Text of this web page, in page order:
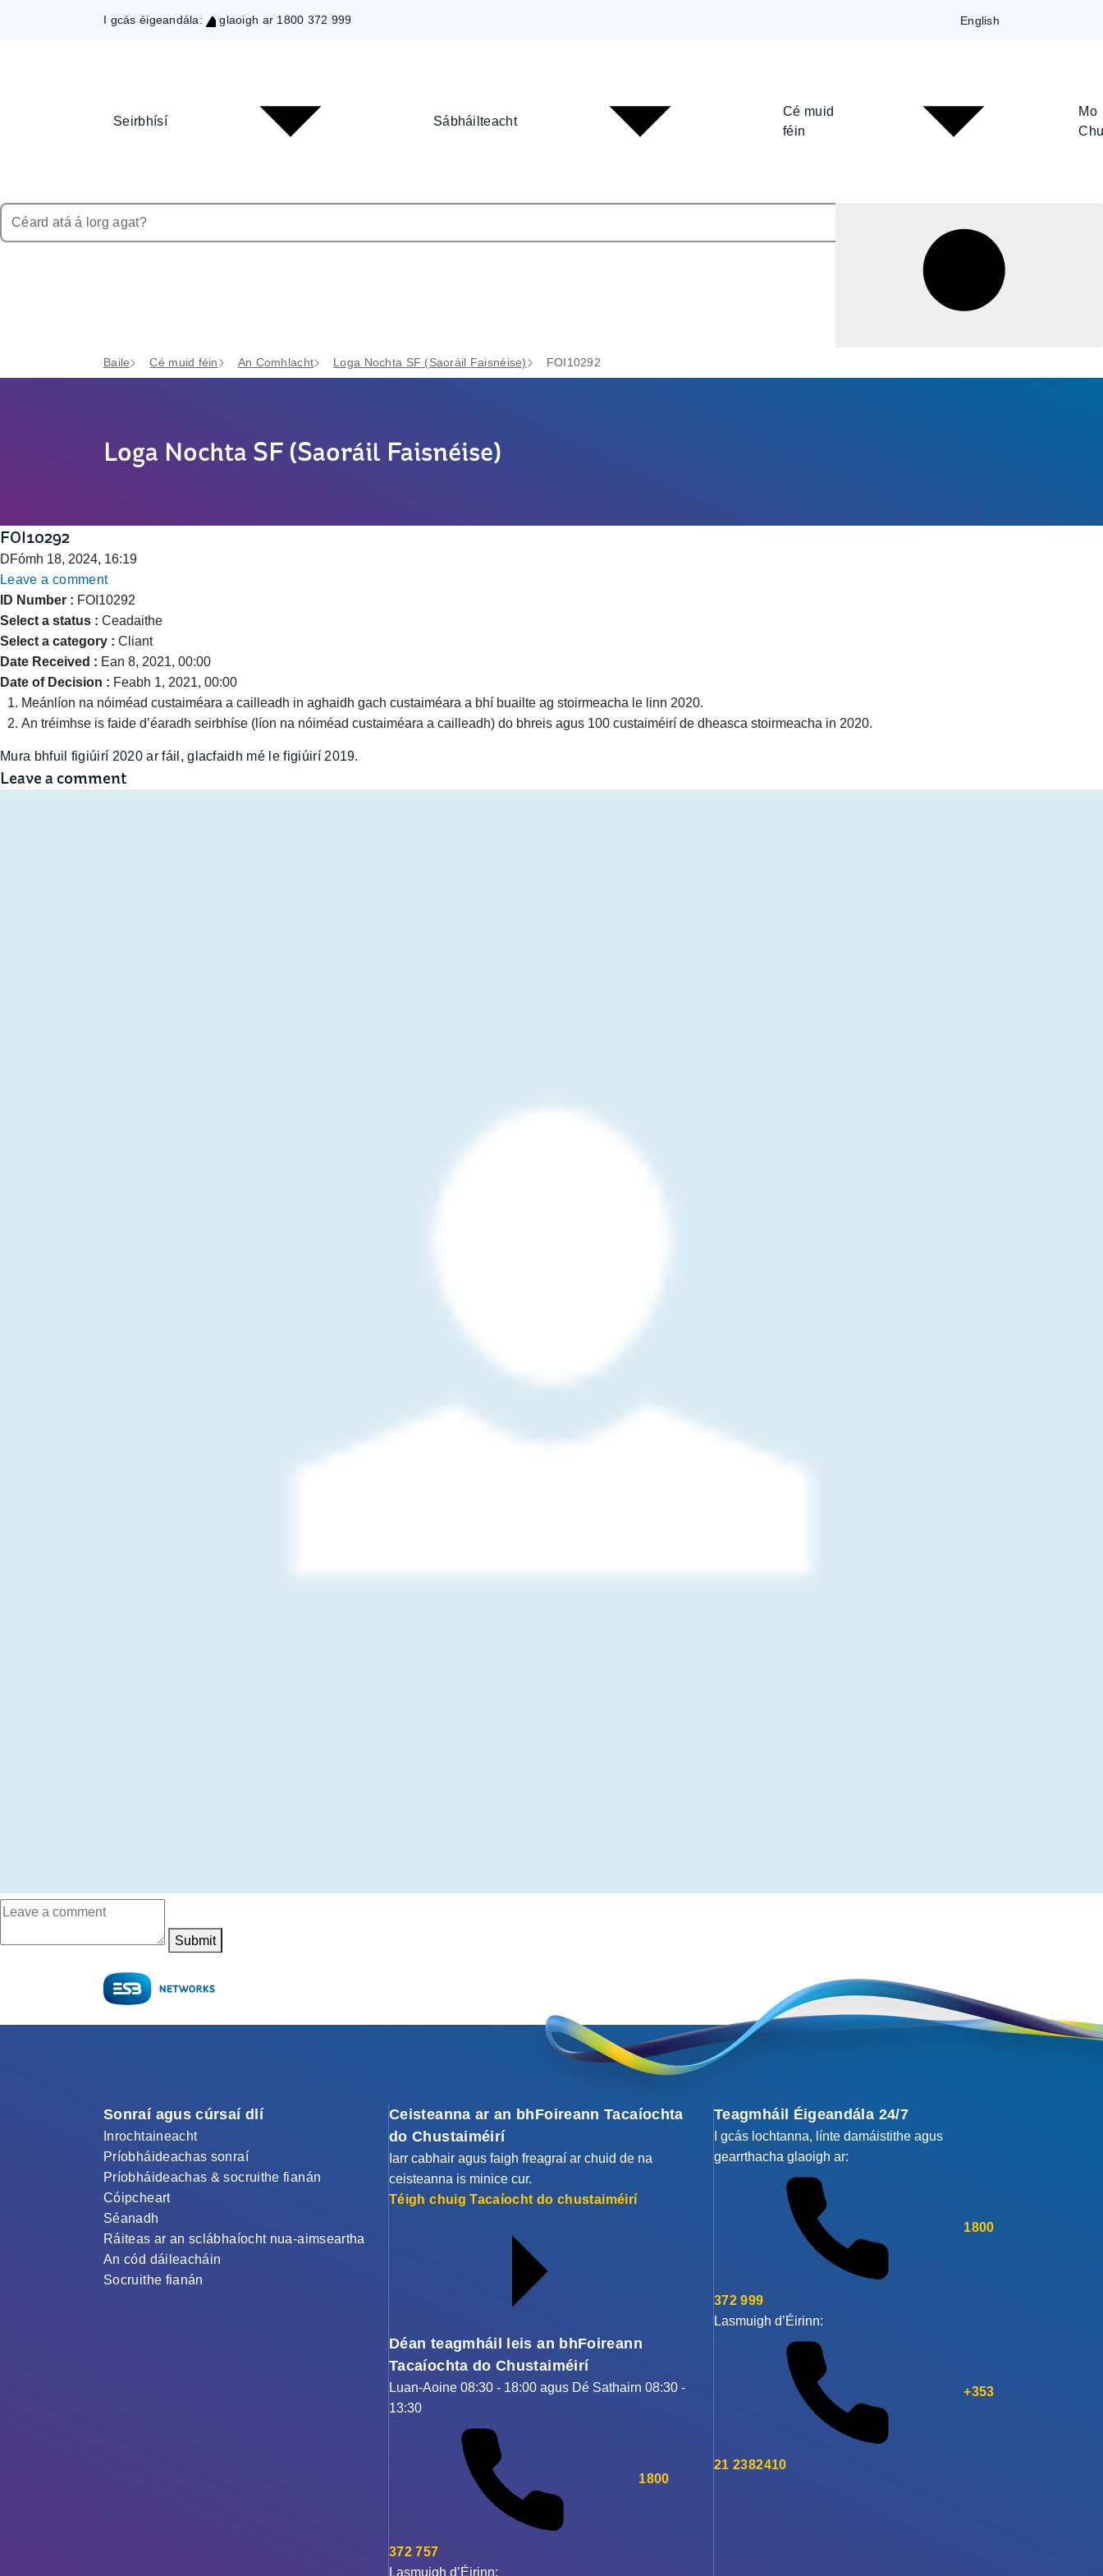
I gcás éigeandála: glaoigh ar 1800 372 999 English
Seirbhísí Sábháilteacht
Cé muid
féin
Mo
Baile Cé muid féin An Comhlacht Loga Nochta SF (Saoráil Faisnéise) FOI10292
Loga Nochta SF (Saoráil Faisnéise)
FOI10292
DFómh 18, 2024, 16:19
Leave a comment
ID Number : FOI10292
Select a status : Ceadaithe
Select a category : Cliant
Date Received : Ean 8, 2021, 00:00
Date of Decision : Feabh 1, 2021, 00:00
Meánlíon na nóiméad custaiméara a cailleadh in aghaidh gach custaiméara a bhí buailte ag stoirmeacha le linn 2020.
An tréimhse is faide d’éaradh seirbhíse (líon na nóiméad custaiméara a cailleadh) do bhreis agus 100 custaiméirí de dheasca stoirmeacha in 2020.
Mura bhfuil figiúirí 2020 ar fáil, glacfaidh mé le figiúirí 2019.
Leave a comment
Submit
Sonraí agus cúrsaí dlí
Inrochtaineacht
Príobháideachas sonraí
Príobháideachas & socruithe fianán
Cóipcheart
Séanadh
Ráiteas ar an sclábhaíocht nua-aimseartha
An cód dáileacháin
Socruithe fianán
Ceisteanna ar an bhFoireann Tacaíochta
do Chustaiméirí
Iarr cabhair agus faigh freagraí ar chuid de na
ceisteanna is minice cur.
Téigh chuig Tacaíocht do chustaiméirí
Déan teagmháil leis an bhFoireann
Tacaíochta do Chustaiméirí
Luan-Aoine 08:30 - 18:00 agus Dé Sathairn 08:30 -
13:30
1800
372 757
Lasmuigh d’Éirinn:
Teagmháil Éigeandála 24/7
I gcás lochtanna, línte damáistithe agus
gearrthacha glaoigh ar:
1800
372 999
Lasmuigh d’Éirinn:
+353
21 2382410